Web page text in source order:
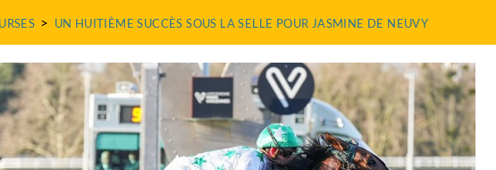
> UN HUITIÈME SUCCÈS SOUS LA SELLE POUR JASMINE DE NEUVY